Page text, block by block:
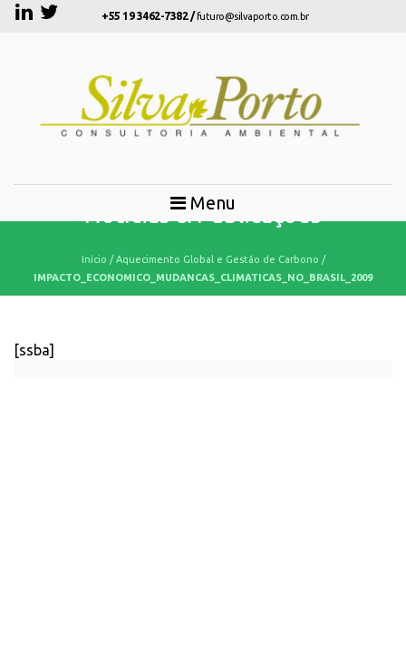
+55 19 3462-7382 /futuro@silvaporto.com.br
Menu
Notícias & Publicações
Início /Aquecimento Global e Gestão de Carbono /
IMPACTO_ECONOMICO_MUDANCAS_CLIMATICAS_NO_BRASIL_2009
[ssba]